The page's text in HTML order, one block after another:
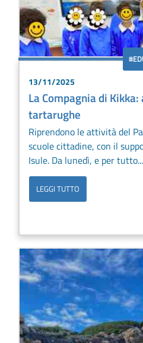
13/11/2025
La Compagnia di Kikka:
tartarughe
Riprendono le attività del
scuole cittadine, con il
Isule. Da lunedì, e per tutto...
LEGGI TUTTO